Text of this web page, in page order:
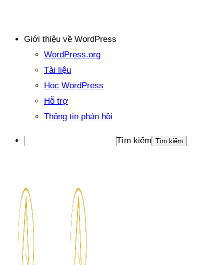
Giới thiệu về WordPress
WordPress.org
Tài liệu
Học WordPress
Hỗ trợ
Thông tin phản hồi
Tìm kiếm